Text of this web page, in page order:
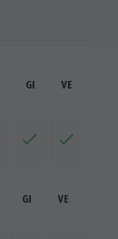
GI VE
GI VE